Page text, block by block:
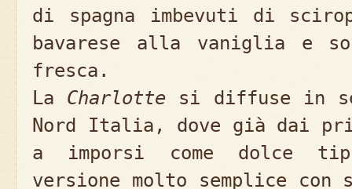
di spagna imbevuti di
bavarese alla vaniglia e
fresca.
La Charlotte si diffuse in
Nord Italia, dove già dai
a imporsi come dolce
versione molto semplice